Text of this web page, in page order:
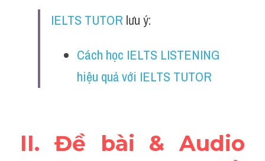
Đề thi thật IELTS
IELTS TUTOR lưu ý:
Cách học IELTS LISTENING
hiệu quả với IELTS TUTOR
II. Đề bài & Audio